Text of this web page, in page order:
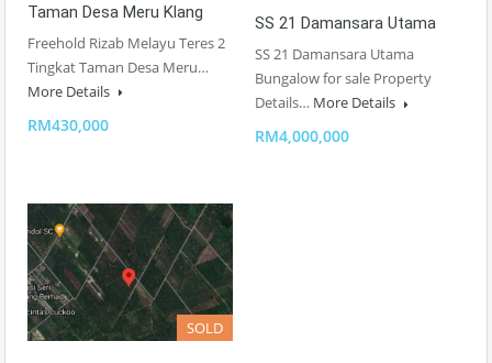
Taman Desa Meru Klang
Freehold Rizab Melayu Teres 2
Tingkat Taman Desa Meru…
More Details
RM430,000
SS 21 Damansara Utama
SS 21 Damansara Utama
Bungalow for sale Property
Details… More Details
RM4,000,000
SOLD